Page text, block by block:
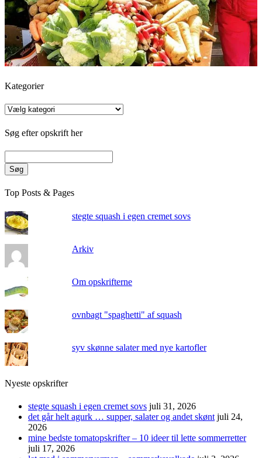
Kategorier
Kategorier
Søg efter opskrift her
Søg
Top Posts & Pages
stegte squash i egen cremet sovs
Arkiv
Om opskrifterne
ovnbagt "spaghetti" af squash
syv skønne salater med nye kartofler
Nyeste opskrifter
stegte squash i egen cremet sovs juli 31, 2026
det går helt agurk … supper, salater og andet skønt juli 24,
2026
mine bedste tomatopskrifter – 10 ideer til lette sommerretter
juli 17, 2026